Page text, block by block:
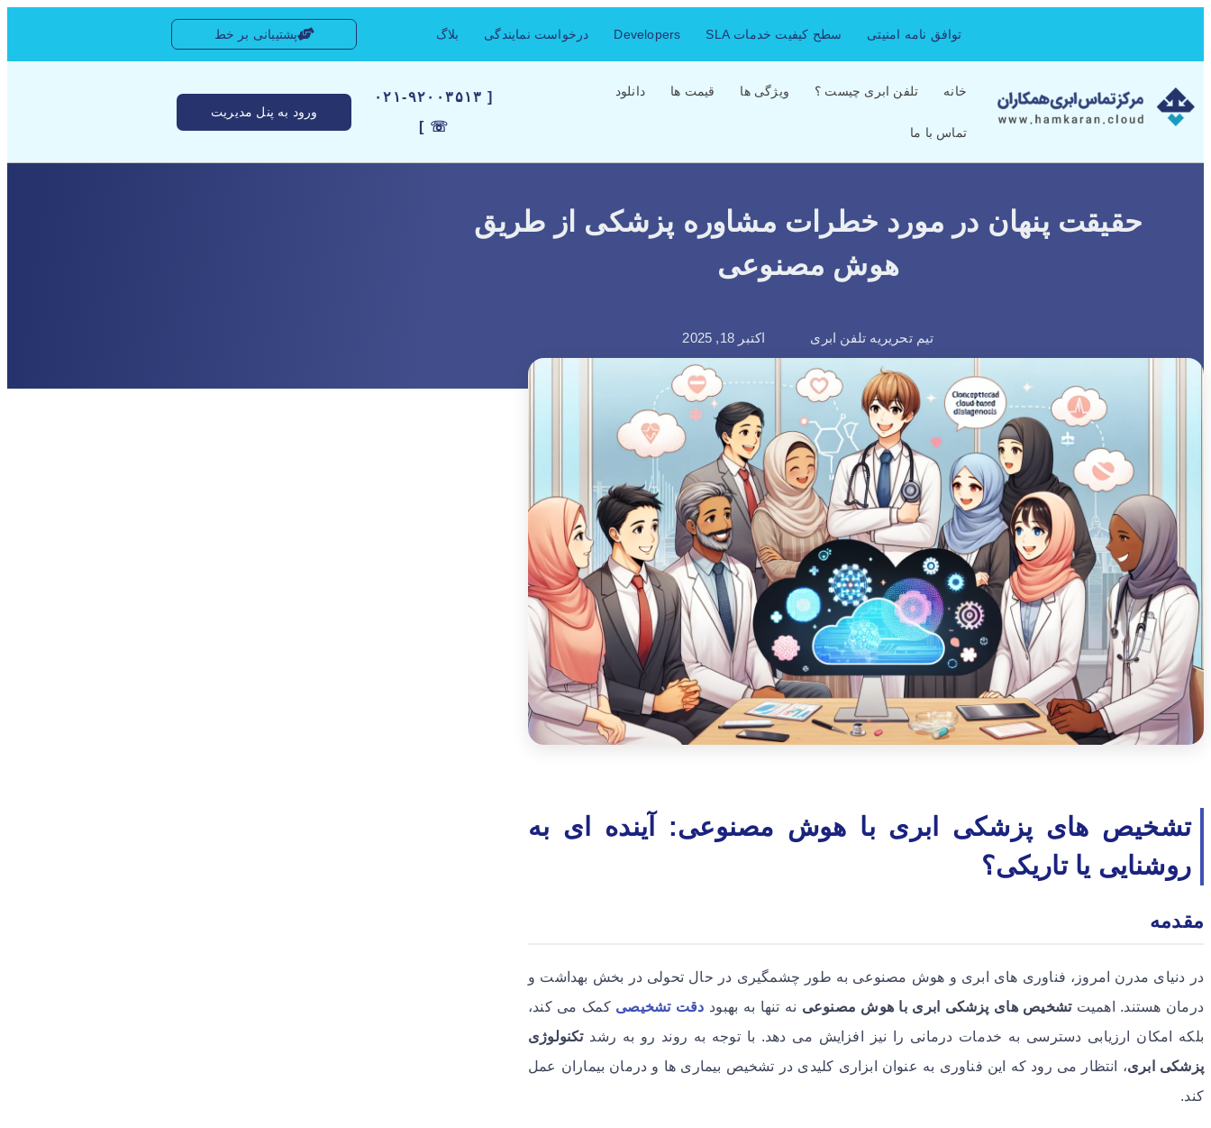
توافق نامه امنیتی سطح کیفیت خدمات SLA Developers درخواست نمایندگی بلاگ پشتیبانی بر خط
خانه تلفن ابری چیست ؟ ویژگی ها قیمت ها دانلود
تماس با ما
[ ۰۲۱-۹۲۰۰۳۵۱۳
☏ ]
ورود به پنل مدیریت
حقیقت پنهان در مورد خطرات مشاوره پزشکی از طریق
هوش مصنوعی
تیم تحریریه تلفن ابری اکتبر 18, 2025
تشخیص های پزشکی ابری با هوش مصنوعی: آینده ای به
روشنایی یا تاریکی؟
مقدمه
در دنیای مدرن امروز، فناوری های ابری و هوش مصنوعی به طور چشمگیری در حال تحولی در بخش بهداشت و
درمان هستند. اهمیتتشخیص های پزشکی ابری با هوش مصنوعی نه تنها به بهبود دقت تشخیصی کمک می کند،
بلکه امکان ارزیابی دسترسی به خدمات درمانی را نیز افزایش می دهد. با توجه به روند رو به رشدتکنولوژی
پزشکی ابری، انتظار می رود که این فناوری به عنوان ابزاری کلیدی در تشخیص بیماری ها و درمان بیماران عمل
کند.